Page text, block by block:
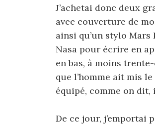
J’achetai donc deux
avec couverture de
ainsi qu’un stylo
Nasa pour écrire en
en bas, à moins
que l’homme ait mis
équipé, comme on
De ce jour, j’emportai